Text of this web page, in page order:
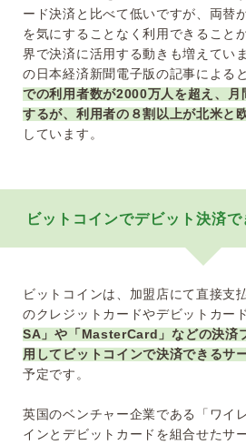
ード決済と比べて低いですが、両替
を気にすることなく利用できること
界で決済に活用する動きも増えてい
の日本経済新聞電子版の記事による
での利用者数が2000万人を超え、月
するが、利用者の８割以上が北米と
しています。
ビットコインでデビット決済
ビットコインは、加盟店にて直接支
のクレジットカードやデビットカー
SA」や「MasterCard」などの決済
用してビットコインで決済できるサ
予定です。
英国のベンチャー企業である「ワイ
インとデビットカードを組合せたサ